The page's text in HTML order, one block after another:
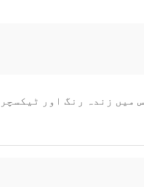
میں زندہ رنگ اور